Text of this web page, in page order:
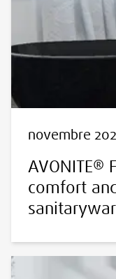
novembre
AVONITE®
comfort